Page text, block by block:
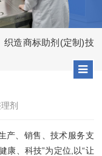
织造商标助剂(定制)技
剂
产、销售、技术服务支
康、科技”为定位,以“让